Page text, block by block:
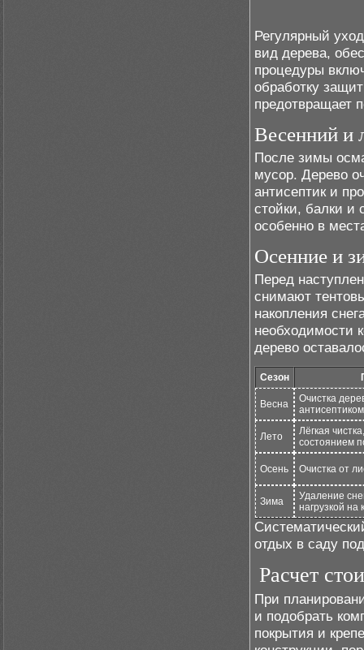
Регулярный
вид дерева,
процедуры
обработку
предотвращает
Весенний и
После зимы
мусор. Дерево
антисептик и
стойки, балки и
особенно в
Осенние и
Перед
снимают
накопления
необходимости
дерево
Сезон
Весна
Очистка
Лето
Лёгкая
состоянием
Осень Очистка от
Зима
Удаление
нагрузкой на
отдых в саду
Расчет
При
и подобрать
покрытия и